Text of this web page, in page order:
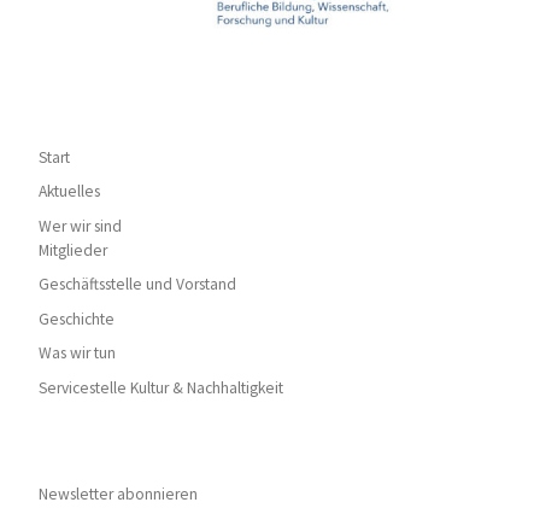
Start
Aktuelles
Wer wir sind
Mitglieder
Geschäftsstelle und Vorstand
Geschichte
Was wir tun
Servicestelle Kultur & Nachhaltigkeit
Newsletter abonnieren